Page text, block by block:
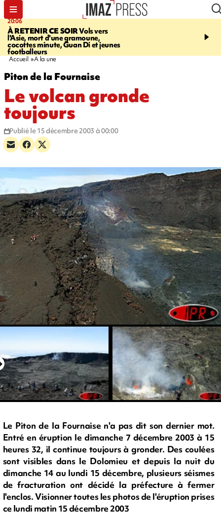
20:06
À RETENIR CE SOIRVols vers
l'Asie, mort d'une gramoune,
cocottes minute, Guan Di et jeunes
footballeurs
07:22
Squale condamné à
Accueil A la une
Piton de la Fournaise
Le volcan gronde
toujours
Publié le 15 décembre 2003 à 00:00
Le Piton de la Fournaise n'a pas dit son dernier mot.
Entré en éruption le dimanche 7 décembre 2003 à 15
heures 32, il continue toujours à gronder. Des coulées
sont visibles dans le Dolomieu et depuis la nuit du
dimanche 14 au lundi 15 décembre, plusieurs séismes
de fracturation ont décidé la préfecture à fermer
l'enclos. Visionner toutes les photos de l'éruption prises
ce lundi matin 15 décembre 2003